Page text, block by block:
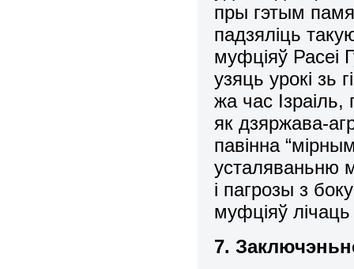
пры гэтым
падзяліць
муфціяў Расеі
узяць урокі зь
жа час
як дзяржава-
павінна
усталяваньню
і пагрозы з
муфціяў
7.